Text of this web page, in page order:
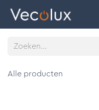
Alle producten